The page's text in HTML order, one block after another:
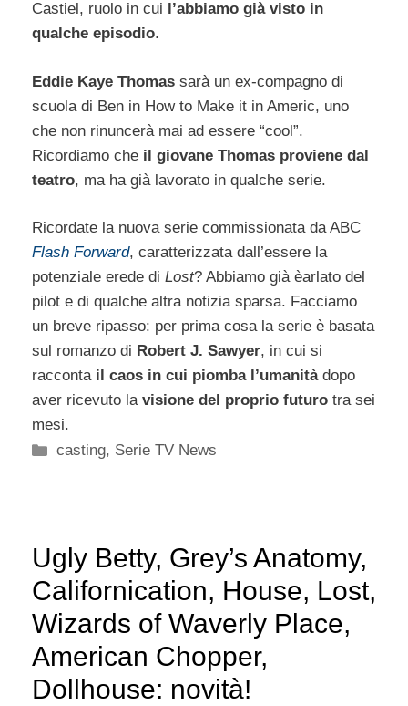
Castiel, ruolo in cui l’abbiamo già visto in
qualche episodio.
Eddie Kaye Thomas sarà un ex-compagno di
scuola di Ben in How to Make it in Americ, uno
che non rinuncerà mai ad essere “cool”.
Ricordiamo che il giovane Thomas proviene dal
teatro, ma ha già lavorato in qualche serie.
Ricordate la nuova serie commissionata da ABC
Flash Forward, caratterizzata dall’essere la
potenziale erede di Lost? Abbiamo già èarlato del
pilot e di qualche altra notizia sparsa. Facciamo
un breve ripasso: per prima cosa la serie è basata
sul romanzo di Robert J. Sawyer, in cui si
raccontail caos in cui piomba l’umanitàdopo
aver ricevuto la visione del proprio futuro tra sei
mesi.
Categorie
casting, Serie TV News
Ugly Betty, Grey’s Anatomy,
Californication, House, Lost,
Wizards of Waverly Place,
American Chopper,
Dollhouse: novità!